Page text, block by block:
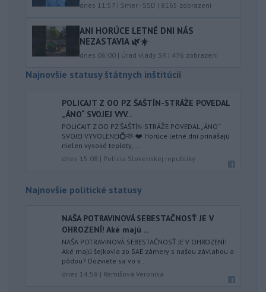
dnes 11:57 | Smer - SSD | 8165 zobrazení
ANI HORÚCE LETNÉ DNI NÁS
NEZASTAVIA 🌿☀️
dnes 06:00 | Úrad vlády SR | 476 zobrazení
Najnovšie statusy štátnych inštitúcií
POLICAJT Z OO PZ ŠAŠTÍN-STRÁŽE POVEDAL
„ÁNO“ SVOJEJ VYV...
POLICAJT Z OO PZ ŠAŠTÍN-STRÁŽE POVEDAL „ÁNO“
SVOJEJ VYVOLENEJ💍🫶 ❤️ Horúce letné dni prinášajú
nielen vysoké teploty, ...
dnes 15:08 | Polícia Slovenskej republiky
Najnovšie politické statusy
NAŠA POTRAVINOVÁ SEBESTAČNOSŤ JE V
OHROZENÍ! Aké majú ...
NAŠA POTRAVINOVÁ SEBESTAČNOSŤ JE V OHROZENÍ!
Aké majú šejkovia zo SAE zámery s našou závlahou a
pôdou? Dozviete sa vo v...
dnes 14:58 | Remišová Veronika